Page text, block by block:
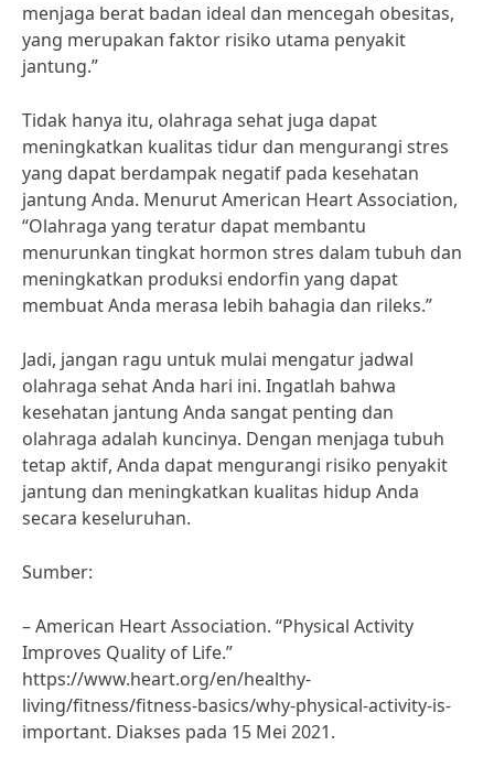
menjaga berat badan ideal dan mencegah obesitas,
yang merupakan faktor risiko utama penyakit
jantung.”
Tidak hanya itu, olahraga sehat juga dapat
meningkatkan kualitas tidur dan mengurangi stres
yang dapat berdampak negatif pada kesehatan
jantung Anda. Menurut American Heart Association,
“Olahraga yang teratur dapat membantu
menurunkan tingkat hormon stres dalam tubuh dan
meningkatkan produksi endorfin yang dapat
membuat Anda merasa lebih bahagia dan rileks.”
Jadi, jangan ragu untuk mulai mengatur jadwal
olahraga sehat Anda hari ini. Ingatlah bahwa
kesehatan jantung Anda sangat penting dan
olahraga adalah kuncinya. Dengan menjaga tubuh
tetap aktif, Anda dapat mengurangi risiko penyakit
jantung dan meningkatkan kualitas hidup Anda
secara keseluruhan.
Sumber:
– American Heart Association. “Physical Activity
Improves Quality of Life.”
https://www.heart.org/en/healthy-
living/fitness/fitness-basics/why-physical-activity-is-
important. Diakses pada 15 Mei 2021.